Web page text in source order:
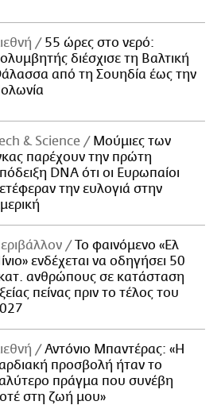
55 ώρες στο νερό:
διέσχισε τη Βαλτική
από τη Σουηδία έως την
& Science
Μούμιες των
παρέχουν την πρώτη
DNA ότι οι Ευρωπαίοι
την ευλογιά στην
Το φαινόμενο «Ελ
ενδέχεται να οδηγήσει 50
ανθρώπους σε κατάσταση
πείνας πριν το τέλος του
Αντόνιο Μπαντέρας: «Η
προσβολή ήταν το
πράγμα που συνέβη
στη ζωή μου»